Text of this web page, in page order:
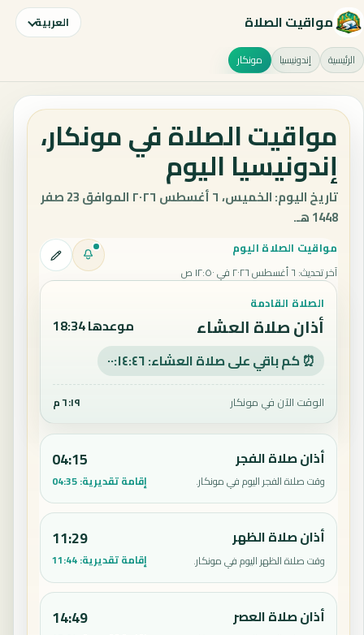
مواقيت الصلاة العربية
الرئيسية إندونيسيا مونكار
مواقيت الصلاة في مونكار،
إندونيسيا اليوم
تاريخ اليوم: الخميس، ٦ أغسطس ٢٠٢٦ الموافق 23 صفر
1448 هـ.
مواقيت الصلاة اليوم
آخر تحديث: ٦ أغسطس ٢٠٢٦ في ١٢:٥٠ ص
الصلاة القادمة
أذان صلاة العشاء موعدها 18:34
⏰ كم باقي على صلاة العشاء: ٠٠:١٤:٤٥
الوقت الآن في مونكار ٦:١٩ م
أذان صلاة الفجر
وقت صلاة الفجر اليوم في مونكار.
04:15
إقامة تقديرية:04:35
أذان صلاة الظهر
وقت صلاة الظهر اليوم في مونكار.
11:29
إقامة تقديرية:11:44
أذان صلاة العصر 14:49